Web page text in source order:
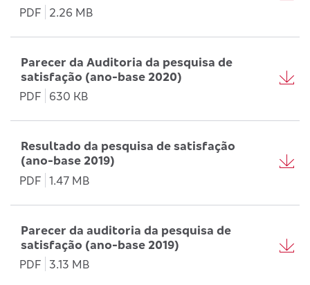
PDF
2.26 MB
Parecer da Auditoria da pesquisa de
satisfação (ano-base 2020)
PDF
630 KB
Resultado da pesquisa de satisfação
(ano-base 2019)
PDF 1.47 MB
Parecer da auditoria da pesquisa de
satisfação (ano-base 2019)
PDF
3.13 MB